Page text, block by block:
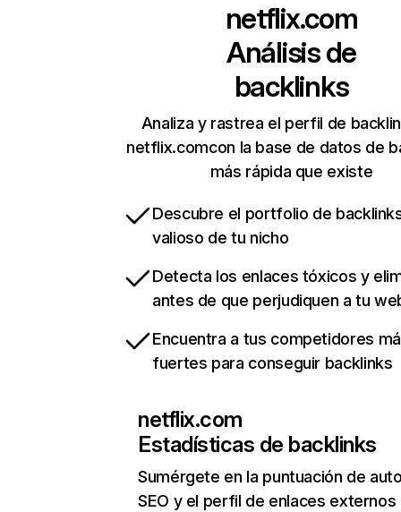
netflix.com
Análisis de
backlinks
Analiza y rastrea el perfil de
netflix.comcon la base de datos de
más rápida que existe
Descubre el portfolio de
valioso de tu nicho
Detecta los enlaces tóxicos y
antes de que perjudiquen a tu
Encuentra a tus competidores
fuertes para conseguir backlinks
netflix.com
Estadísticas de backlinks
Sumérgete en la puntuación de
SEO y el perfil de enlaces externos